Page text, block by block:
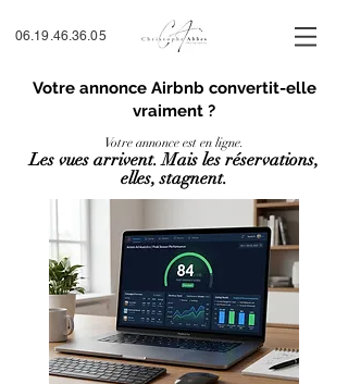
06.19.46.36.05
Votre annonce Airbnb convertit-elle
vraiment ?
Votre annonce est en ligne.
Les vues arrivent. Mais les réservations,
elles, stagnent.